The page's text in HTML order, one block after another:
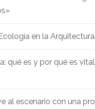
en la Arquitectura
qué es y por qué es
al escenario con una